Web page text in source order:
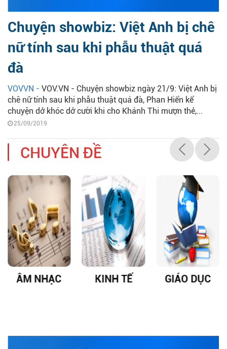
Chuyện showbiz: Việt Anh bị chê
nữ tính sau khi phẫu thuật quá
đà
VOVVN - VOV.VN - Chuyện showbiz ngày 21/9: Việt Anh bị
chê nữ tính sau khi phẫu thuật quá đà, Phan Hiển kể
chuyện dở khóc dở cười khi cho Khánh Thi mượn thẻ,...
25/09/2019
CHUYÊN ĐỀ
ÂM NHẠC KINH TẾ GIÁO DỤC